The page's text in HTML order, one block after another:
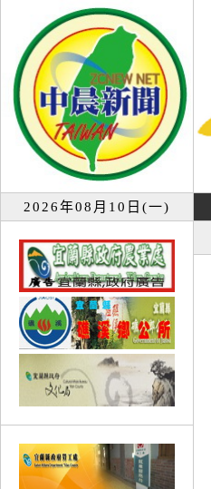
2026年08月10日(一)